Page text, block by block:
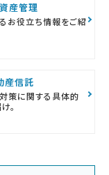
産管理
お役立ち情報をご紹
産信託
策に関する具体的
。